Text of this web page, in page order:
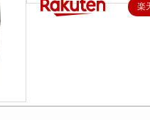
楽